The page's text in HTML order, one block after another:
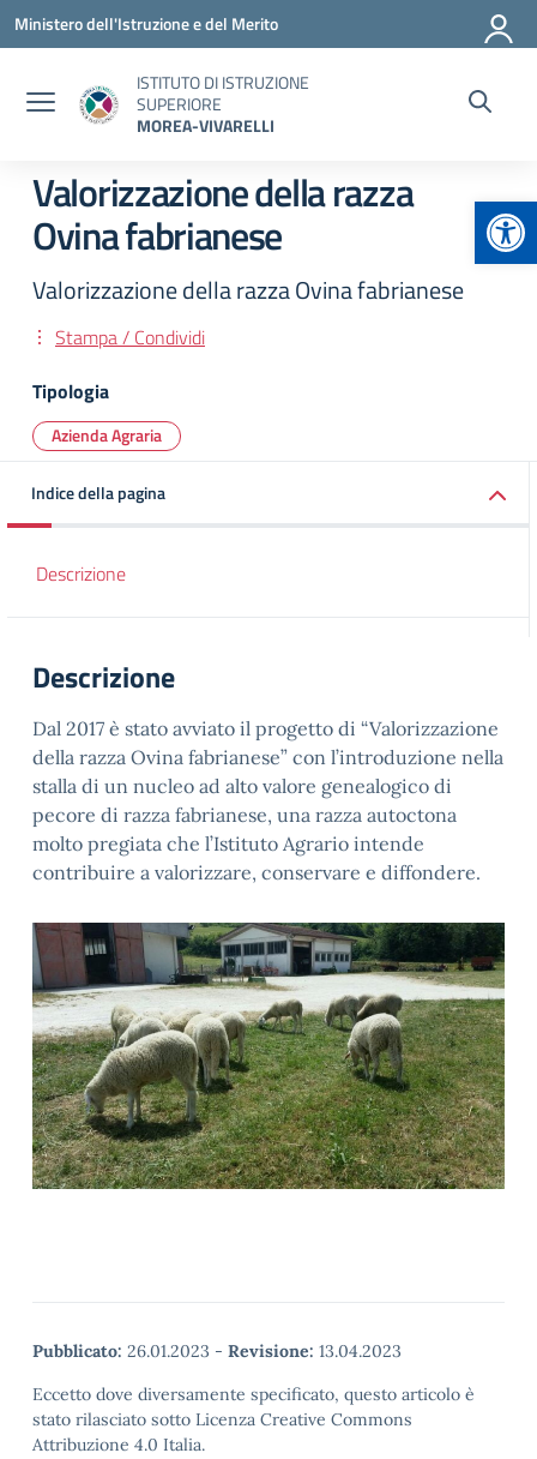
Vai ai contenuti
Vai al menu di navigazione
Vai al footer
Ministero dell'Istruzione e del Merito
ISTITUTO DI ISTRUZIONE
SUPERIORE
MOREA-VIVARELLI
Valorizzazione della razza
Ovina fabrianese
Valorizzazione della razza Ovina fabrianese
Stampa / Condividi
Tipologia
Azienda Agraria
Indice della pagina
Descrizione
Descrizione
Dal 2017 è stato avviato il progetto di “Valorizzazione
della razza Ovina fabrianese” con l’introduzione nella
stalla di un nucleo ad alto valore genealogico di
pecore di razza fabrianese, una razza autoctona
molto pregiata che l’Istituto Agrario intende
contribuire a valorizzare, conservare e diffondere.
Pubblicato: 26.01.2023 - Revisione: 13.04.2023
Eccetto dove diversamente specificato, questo articolo è
stato rilasciato sotto Licenza Creative Commons
Attribuzione 4.0 Italia.